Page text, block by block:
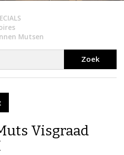
Mutsen
Zoek
Visgraad